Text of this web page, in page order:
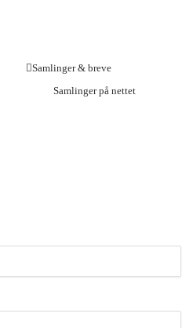
Samlinger & breve
Samlinger på nettet